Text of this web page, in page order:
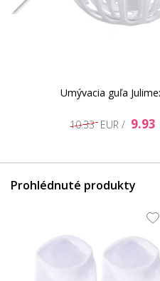
Umývacia guľa
10.33 EUR / 9.93
Prohlédnuté produkty